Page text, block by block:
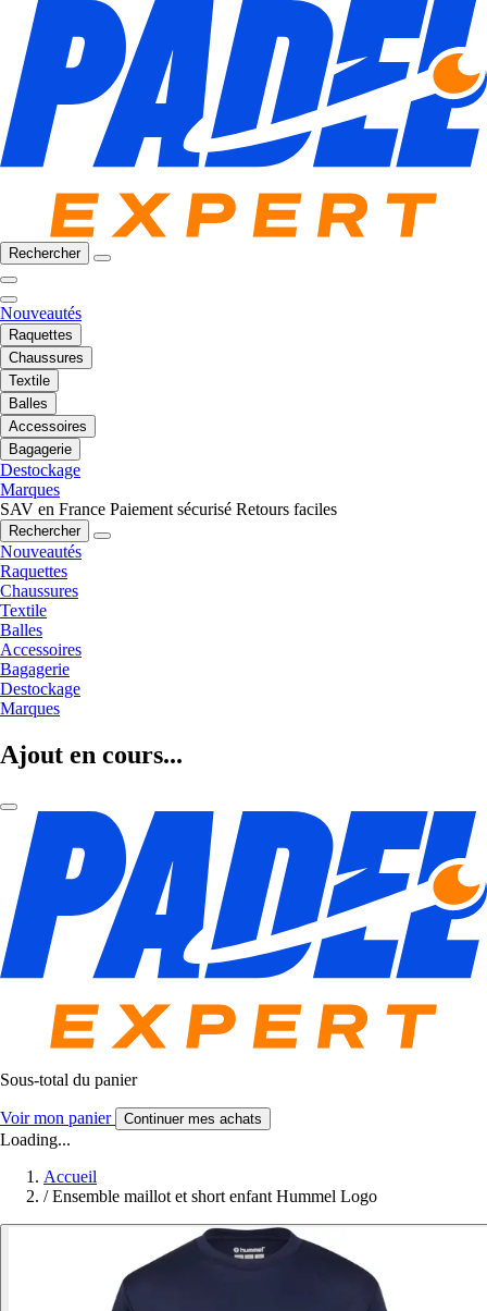
Rechercher
Nouveautés
Raquettes
Chaussures
Textile
Balles
Accessoires
Bagagerie
Destockage
Marques
SAV en France Paiement sécurisé Retours faciles
Rechercher
Nouveautés
Raquettes
Chaussures
Textile
Balles
Accessoires
Bagagerie
Destockage
Marques
Ajout en cours...
Sous-total du panier
Voir mon panier Continuer mes achats
Loading...
Accueil
/ Ensemble maillot et short enfant Hummel Logo